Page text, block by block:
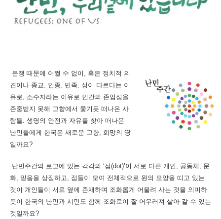
분쟁 때문에 어쩔 수 없이, 혹은 정치적 의
견이나 종교, 인종, 민족, 성이 다르다는 이
유로, 소수자라는 이유로 인간의 존엄성을
존중받지 못해 고향에서 쫓기듯 떠나온 사
람들. 생명의 안전과 자유를 찾아 떠나온
난민들에게 한국은 새로운 고향, 희망의 땅
일까요?
난민주간의 로고에 있는 각각의 ‘점(dot)’이 서로 다른 개인, 공동체, 문
화, 믿음을 상징하고, 점들이 모여 전체적으로 원의 모양을 띠고 있는
것이 개인들이 서로 옆에 존재하며 조화롭게 어울려 사는 것을 의미하
듯이 한국의 난민과 시민도 함께 조화로이 잘 어우러져 살아 갈 수 있는
것일까요?